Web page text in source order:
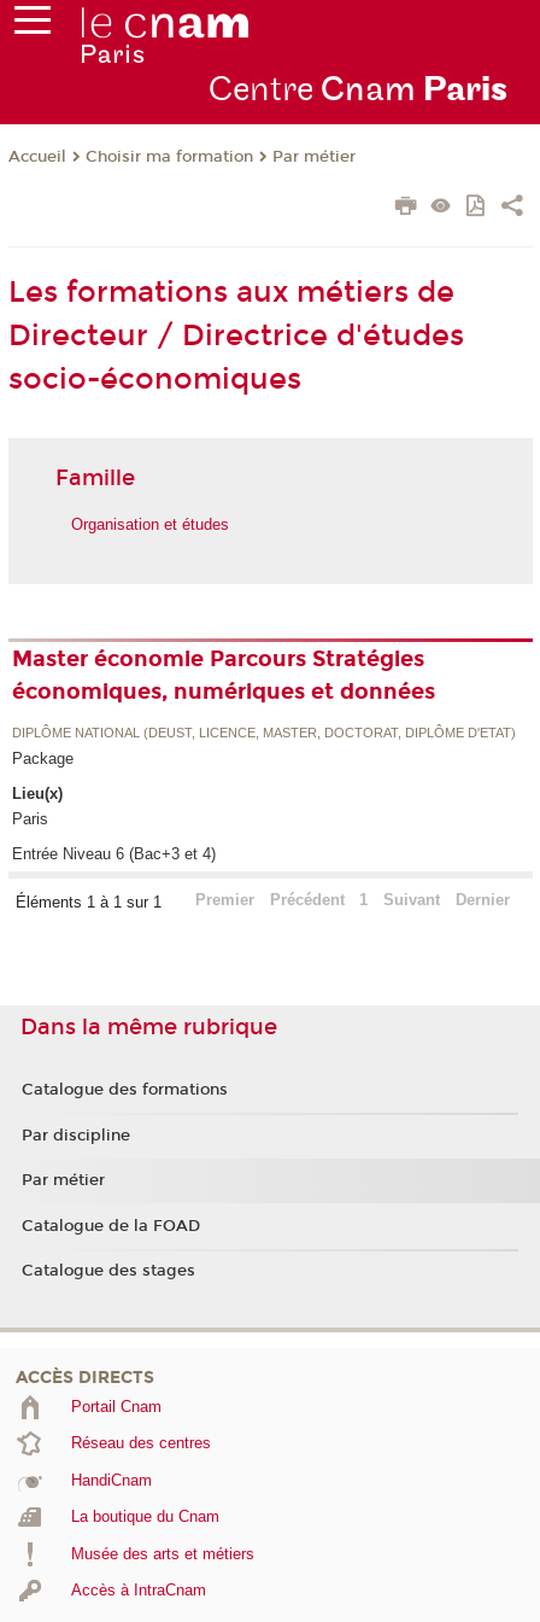
Centre Cnam Paris
Accueil Choisir ma formation Par métier
Les formations aux métiers de
Directeur / Directrice d'études
socio-économiques
Famille
Organisation et études
Master économie Parcours Stratégies
économiques, numériques et données
DIPLÔME NATIONAL (DEUST, LICENCE, MASTER, DOCTORAT, DIPLÔME D'ETAT)
Package
Lieu(x)
Paris
Entrée Niveau 6 (Bac+3 et 4)
Éléments 1 à 1 sur 1 Premier Précédent 1 Suivant Dernier
Dans la même rubrique
Catalogue des formations
Par discipline
Par métier
Catalogue de la FOAD
Catalogue des stages
ACCÈS DIRECTS
Portail Cnam
Réseau des centres
HandiCnam
La boutique du Cnam
Musée des arts et métiers
Accès à IntraCnam